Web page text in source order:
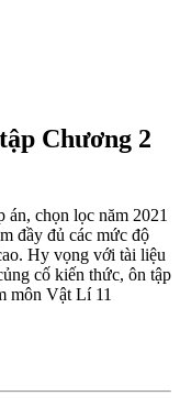
Chương 2
chọn lọc năm 2021
đầy đủ các mức độ
Hy vọng với tài liệu
cố kiến thức, ôn tập
môn Vật Lí 11